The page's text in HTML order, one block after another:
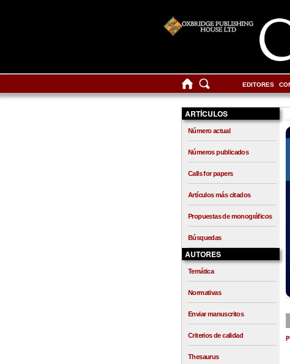
EDITORES
ARTÍCULOS
Número actual
Números publicados
Calls for papers
Artículos más citados
Propuestas de monográficos
Búsquedas
AUTORES
Temática
Normativas
Enviar manuscritos
Criterios de calidad
Thesaurus